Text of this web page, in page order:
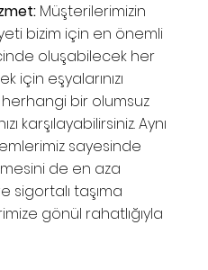
Müşterilerimizin
bizim için en önemli
oluşabilecek her
için eşyalarınızı
herhangi bir olumsuz
karşılayabilirsiniz. Aynı
sayesinde
de en aza
sigortalı taşıma
gönül rahatlığıyla